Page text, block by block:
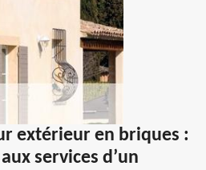
extérieur en briques :
services d’un